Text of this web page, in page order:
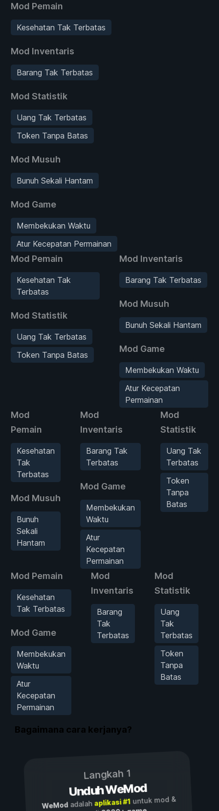
Mod Pemain
Kesehatan Tak Terbatas
Mod Inventaris
Barang Tak Terbatas
Mod Statistik
Uang Tak Terbatas
Token Tanpa Batas
Mod Musuh
Bunuh Sekali Hantam
Mod Game
Membekukan Waktu
Atur Kecepatan Permainan
Mod Pemain
Kesehatan Tak
Terbatas
Mod Statistik
Uang Tak Terbatas
Token Tanpa Batas
Mod Inventaris
Barang Tak Terbatas
Mod Musuh
Bunuh Sekali Hantam
Mod Game
Membekukan Waktu
Atur Kecepatan
Permainan
Mod
Pemain
Kesehatan
Tak
Terbatas
Mod Musuh
Bunuh
Sekali
Hantam
Mod
Inventaris
Barang Tak
Terbatas
Mod Game
Membekukan
Waktu
Atur
Kecepatan
Permainan
Mod
Statistik
Uang Tak
Terbatas
Token
Tanpa
Batas
Mod Pemain
Kesehatan
Tak Terbatas
Mod Game
Membekukan
Waktu
Atur
Kecepatan
Permainan
Mod
Inventaris
Barang
Tak
Terbatas
Mod
Statistik
Uang
Tak
Terbatas
Token
Tanpa
Batas
Bagaimana cara kerjanya?
Langkah 1
Unduh WeMod
WeModadalah aplikasi #1untuk mod &